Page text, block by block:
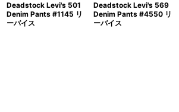
Deadstock Levi's 501
Denim Pants #1145 リ
ーバイス
Deadstock Levi's 569
Denim Pants #4550 リ
ーバイス